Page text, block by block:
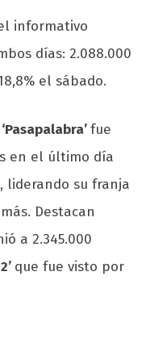
informativo
días: 2.088.000
el sábado.
‘Pasapalabra’fue
en el último día
liderando su franja
Destacan
a 2.345.000
que fue visto por